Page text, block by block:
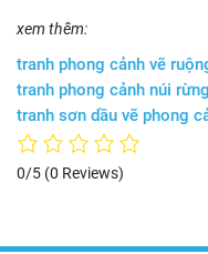
xem thêm:
tranh phong cảnh vẽ
tranh phong cảnh núi
tranh sơn dầu vẽ phong
0/5 (0 Reviews)